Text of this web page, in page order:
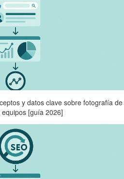
y datos clave sobre fotografía de
[guía 2026]